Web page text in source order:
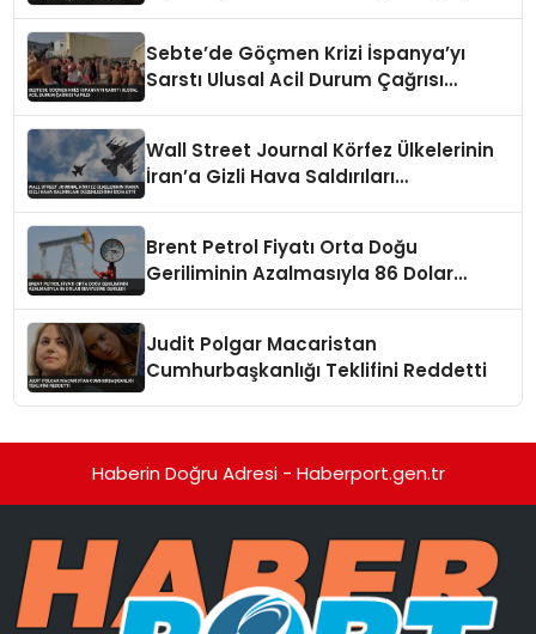
Sebte’de Göçmen Krizi İspanya’yı
Sarstı Ulusal Acil Durum Çağrısı
Wall Street Journal Körfez Ülkelerinin
İran’a Gizli Hava Saldırıları
Brent Petrol Fiyatı Orta Doğu
Geriliminin Azalmasıyla 86 Dolar
Judit Polgar Macaristan
Cumhurbaşkanlığı Teklifini Reddetti
Haberin Doğru Adresi - Haberport.gen.tr